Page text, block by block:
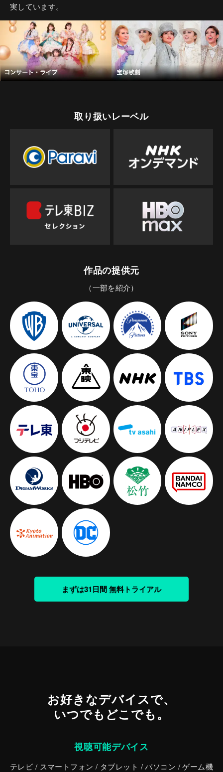
実しています。
取り扱いレーベル
作品の提供元
（一部を紹介）
まずは31日間 無料トライアル
お好きなデバイスで、
いつでもどこでも。
視聴可能デバイス
テレビ / スマートフォン / タブレット / パソコン / ゲーム機